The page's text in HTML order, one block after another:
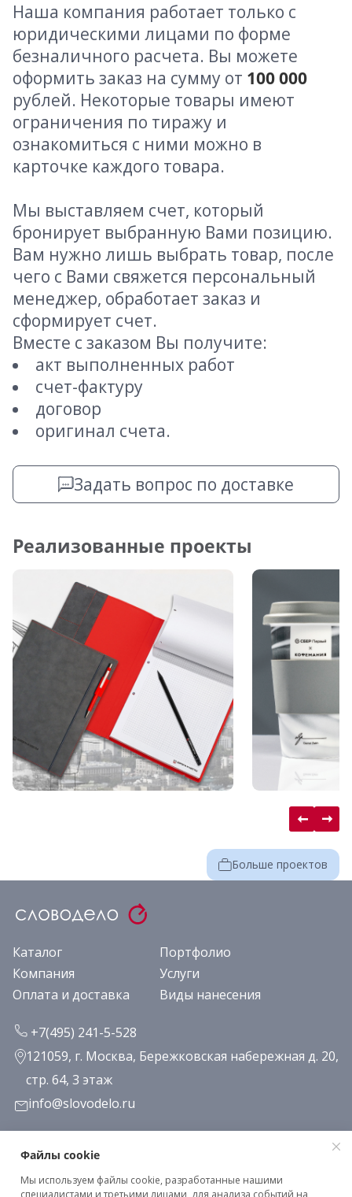
Наша компания работает только с
юридическими лицами по форме
безналичного расчета. Вы можете
оформить заказ на сумму от 100 000
рублей. Некоторые товары имеют
ограничения по тиражу и
ознакомиться с ними можно в
карточке каждого товара.
Мы выставляем счет, который
бронирует выбранную Вами позицию.
Вам нужно лишь выбрать товар, после
чего с Вами свяжется персональный
менеджер, обработает заказ и
сформирует счет.
Вместе с заказом Вы получите:
акт выполненных работ
счет-фактуру
договор
оригинал счета.
Задать вопрос по доставке
Реализованные проекты
Больше проектов
Каталог
Портфолио
Компания
Услуги
Оплата и доставка
Виды нанесения
+7(495) 241-5-528
121059, г. Москва, Бережковская набережная д. 20,
стр. 64, 3 этаж
info@slovodelo.ru
Заказать звонок
Файлы cookie
Мы используем файлы cookie, разработанные нашими
специалистами и третьими лицами, для анализа событий на